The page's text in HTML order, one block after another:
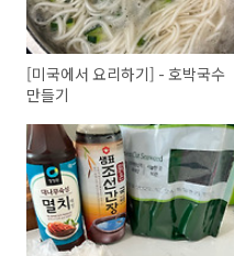
[미국에서 요리하기] - 호박국수
만들기